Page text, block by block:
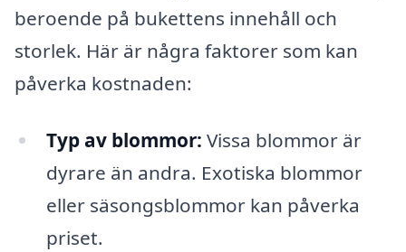
beroende på bukettens innehåll och
storlek. Här är några faktorer som kan
påverka kostnaden:
Typ av blommor: Vissa blommor är
dyrare än andra. Exotiska blommor
eller säsongsblommor kan påverka
priset.